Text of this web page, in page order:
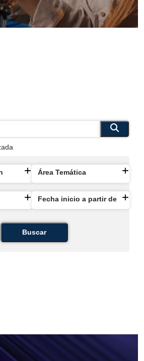
Área Temática
Fecha inicio a partir de
Buscar